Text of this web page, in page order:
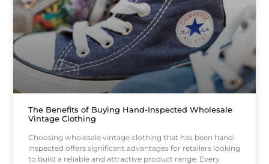
The Benefits of Buying Hand-Inspected Wholesale
Vintage Clothing
Choosing wholesale vintage clothing that has been hand-
inspected offers significant advantages for retailers looking
to build a reliable and attractive product range. Every